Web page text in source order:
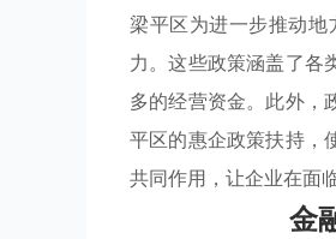
梁平区为进一步推动
力。这些政策涵盖了各
多的经营资金。此外，
平区的惠企政策扶持，
共同作用，让企业在面
金